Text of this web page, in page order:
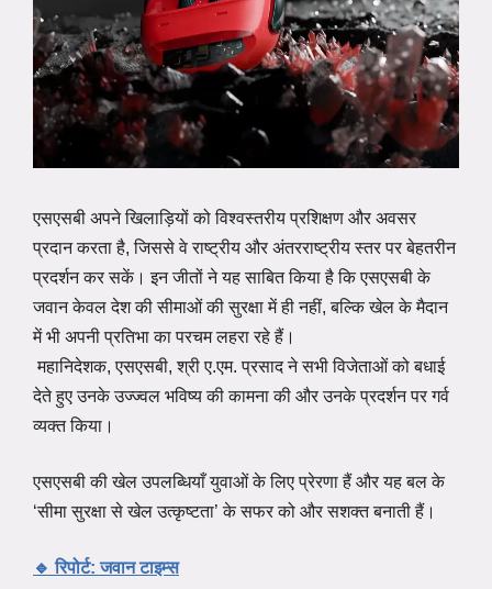
एसएसबी अपने खिलाड़ियों को विश्वस्तरीय प्रशिक्षण और अवसर
प्रदान करता है, जिससे वे राष्ट्रीय और अंतरराष्ट्रीय स्तर पर बेहतरीन
प्रदर्शन कर सकें। इन जीतों ने यह साबित किया है कि एसएसबी के
जवान केवल देश की सीमाओं की सुरक्षा में ही नहीं, बल्कि खेल के मैदान
में भी अपनी प्रतिभा का परचम लहरा रहे हैं।
महानिदेशक, एसएसबी, श्री ए.एम. प्रसाद ने सभी विजेताओं को बधाई
देते हुए उनके उज्ज्वल भविष्य की कामना की और उनके प्रदर्शन पर गर्व
व्यक्त किया।
एसएसबी की खेल उपलब्धियाँ युवाओं के लिए प्रेरणा हैं और यह बल के
‘सीमा सुरक्षा से खेल उत्कृष्टता’ के सफर को और सशक्त बनाती हैं।
🔹 रिपोर्ट: जवान टाइम्स